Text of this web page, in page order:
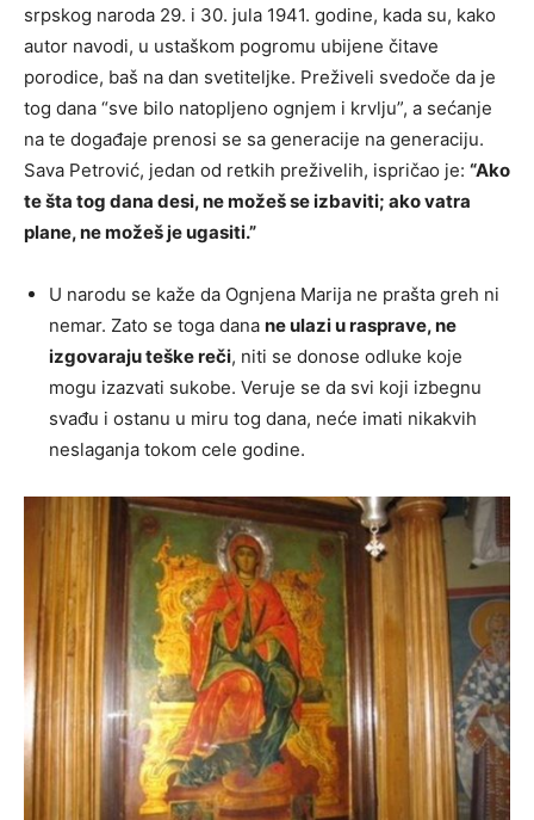
srpskog naroda 29. i 30. jula 1941. godine, kada su, kako
autor navodi, u ustaškom pogromu ubijene čitave
porodice, baš na dan svetiteljke. Preživeli svedoče da je
tog dana “sve bilo natopljeno ognjem i krvlju”, a sećanje
na te događaje prenosi se sa generacije na generaciju.
Sava Petrović, jedan od retkih preživelih, ispričao je: “Ako
te šta tog dana desi, ne možeš se izbaviti; ako vatra
plane, ne možeš je ugasiti.”
U narodu se kaže da Ognjena Marija ne prašta greh ni
nemar. Zato se toga dana ne ulazi u rasprave, ne
izgovaraju teške reči, niti se donose odluke koje
mogu izazvati sukobe. Veruje se da svi koji izbegnu
svađu i ostanu u miru tog dana, neće imati nikakvih
neslaganja tokom cele godine.